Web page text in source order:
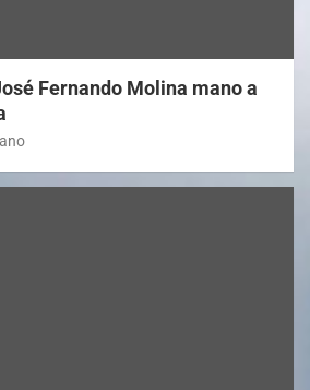
Fernando Molina mano a